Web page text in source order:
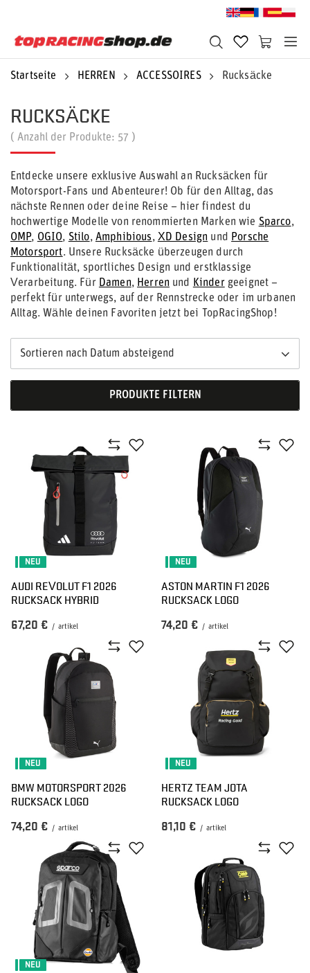
Startseite HERREN ACCESSOIRES Rucksäcke
RUCKSÄCKE
( Anzahl der Produkte: 57 )
Entdecke unsere exklusive Auswahl an Rucksäcken für
Motorsport-Fans und Abenteurer! Ob für den Alltag, das
nächste Rennen oder deine Reise – hier findest du
hochwertige Modelle von renommierten Marken wie Sparco,
OMP, OGIO, Stilo, Amphibious, XD Design und Porsche
Motorsport. Unsere Rucksäcke überzeugen durch
Funktionalität, sportliches Design und erstklassige
Verarbeitung. Für Damen, Herren und Kindergeeignet –
perfekt für unterwegs, auf der Rennstrecke oder im urbanen
Alltag. Wähle deinen Favoriten jetzt bei TopRacingShop!
Sortieren nach Datum absteigend
PRODUKTE FILTERN
NEU
AUDI REVOLUT F1 2026
RUCKSACK HYBRID
67,20 € / artikel
NEU
ASTON MARTIN F1 2026
RUCKSACK LOGO
74,20 € / artikel
NEU
BMW MOTORSPORT 2026
RUCKSACK LOGO
74,20 € / artikel
NEU
HERTZ TEAM JOTA
RUCKSACK LOGO
81,10 € / artikel
NEU